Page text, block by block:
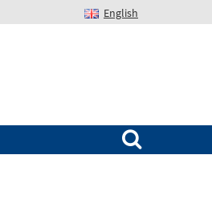
English
Suchen nach: